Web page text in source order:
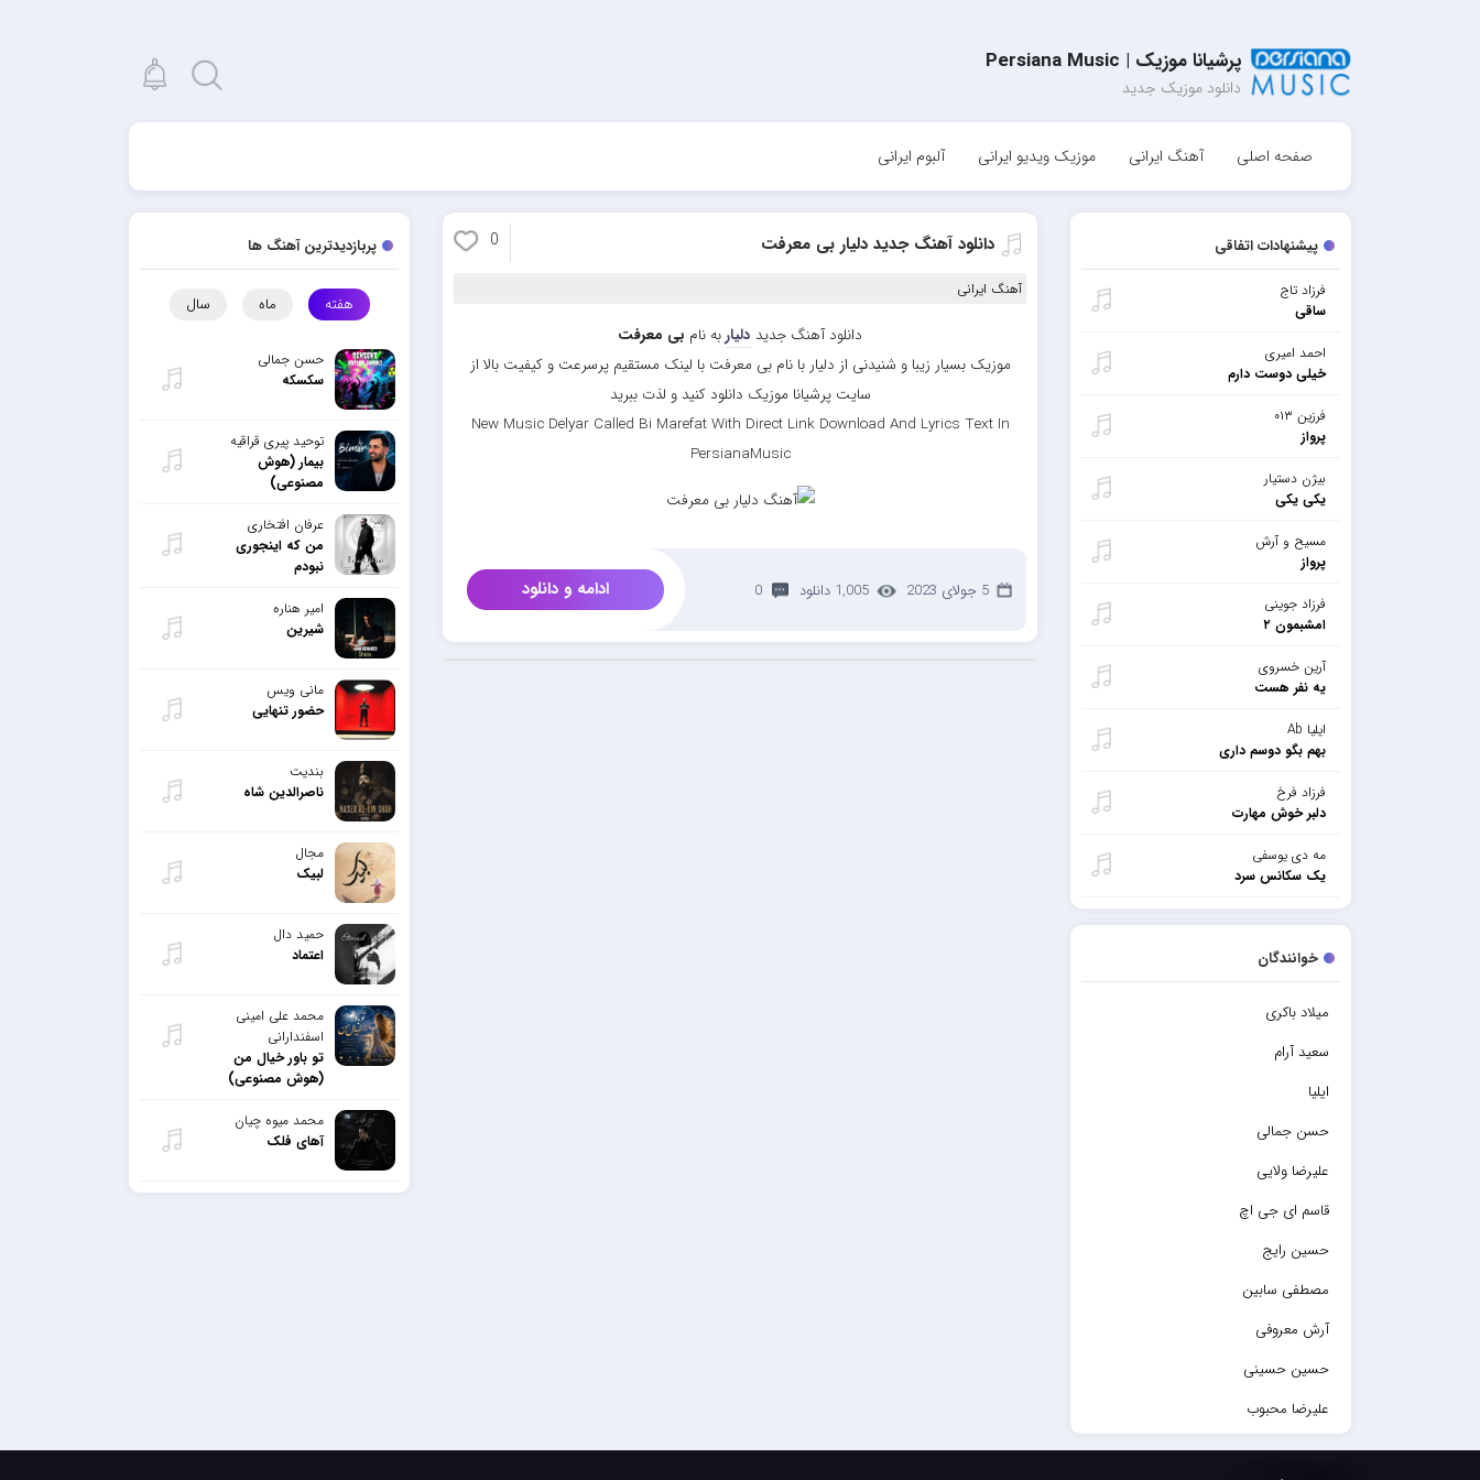
پرشیانا موزیک | Persiana Music
دانلود موزیک جدید
صفحه اصلی آهنگ ایرانی موزیک ویدیو ایرانی آلبوم ایرانی
پیشنهادات اتفاقی
فرزاد تاج
ساقی
احمد امیری
خیلی دوست دارم
فرزین ۰۱۳
پرواز
بیژن دستیار
یکی یکی
مسیح و آرش
پرواز
فرزاد جوینی
امشبمون ۲
آرین خسروی
یه نفر هست
ایلیا Ab
بهم بگو دوسم داری
فرزاد فرخ
دلبر خوش مهارت
مه دی یوسفی
یک سکانس سرد
خوانندگان
میلاد باکری
سعید آرام
ایلیا
حسن جمالی
علیرضا ولایی
قاسم ای جی اچ
حسین رایج
مصطفی سابین
آرش معروفی
حسین حسینی
علیرضا محبوب
حسین حصارکی
دانلود آهنگ جدید دلیار بی معرفت 0
آهنگ ایرانی
دانلود آهنگ جدید دلیاربه نام بی معرفت
موزیک بسیار زیبا و شنیدنی از دلیار با نام بی معرفت با لینک مستقیم پرسرعت و کیفیت بالا از
سایت پرشیانا موزیک دانلود کنید و لذت ببرید
New Music Delyar Called Bi Marefat With Direct Link Download And Lyrics Text In
PersianaMusic
5 جولای 2023 1,005 دانلود 0 ادامه و دانلود
پربازدیدترین آهنگ ها
هفته ماه سال
حسن جمالی
سکسکه
توحید پیری قراقیه
بیمار (هوش
مصنوعی)
عرفان افتخاری
من که اینجوری
نبودم
امیر هناره
شیرین
مانی ویس
حضور تنهایی
بندیت
ناصرالدین شاه
مجال
لبیک
حمید دال
اعتماد
محمد علی امینی
اسفندارانی
تو باور خیال من
(هوش مصنوعی)
محمد میوه چیان
آهای فلک